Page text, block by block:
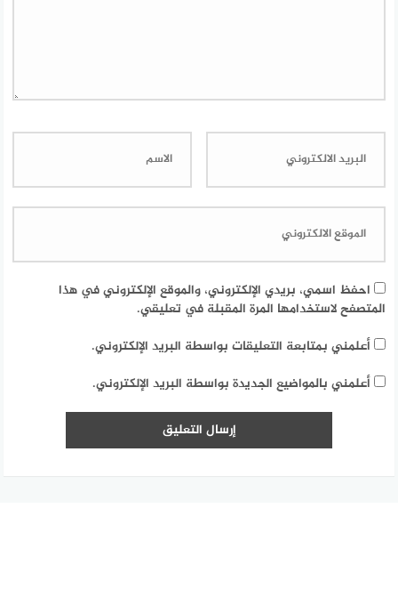
احفظ اسمي، بريدي الإلكتروني، والموقع الإلكتروني في هذا
المتصفح لاستخدامها المرة المقبلة في تعليقي.
أعلمني بمتابعة التعليقات بواسطة البريد الإلكتروني.
أعلمني بالمواضيع الجديدة بواسطة البريد الإلكتروني.